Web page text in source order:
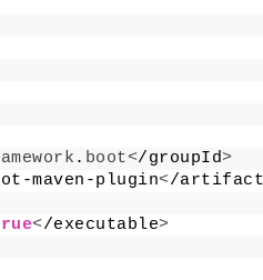
. boot</groupId>
maven-plugin</
</executable>
estas